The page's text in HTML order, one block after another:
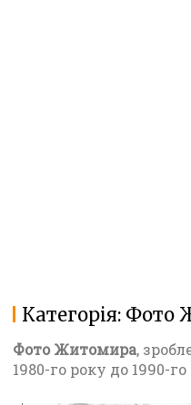
Категорія: Фото
Фото Житомира,
1980-го року до 1990-